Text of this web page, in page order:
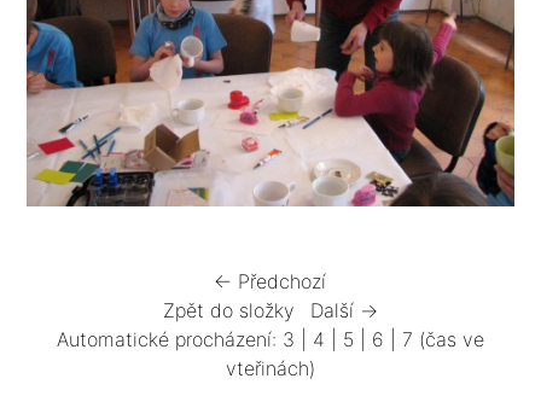
← Předchozí
Zpět do složky
Další →
Automatické procházení: 3 4 5 6 7 (čas ve
vteřinách)